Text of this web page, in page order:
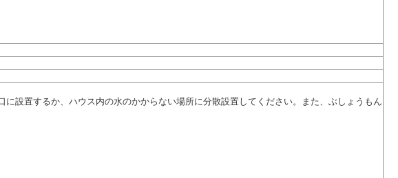
設置するか、ハウス内の水のかからない場所に分散設置してください。また、ぶしょうもん